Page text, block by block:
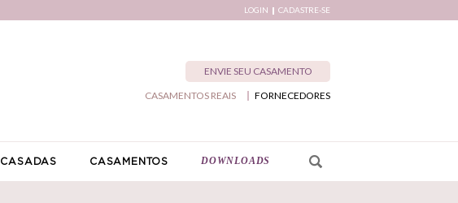
LOGIN CADASTRE-SE
ENVIE SEU CASAMENTO
FORNECEDORES
CASAMENTOS REAIS
CASADAS CASAMENTOS DOWNLOADS